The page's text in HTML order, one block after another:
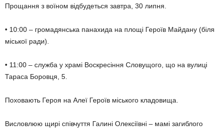
Прощання з воїном відбудеться завтра, 30 липня.
• 10:00 – громадянська панахида на площі Героїв Майдану (біля
міської ради).
• 11:00 – служба у храмі Воскресіння Словущого, що на вулиці
Тараса Боровця, 5.
Поховають Героя на Алеї Героїв міського кладовища.
Висловлюю щирі співчуття Галині Олексіївні – мамі загиблого